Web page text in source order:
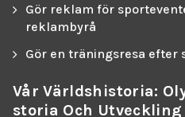
Gör reklam för
reklambyrå
Gör en träningsresa efter
Vår Världshistoria:
Storia Och